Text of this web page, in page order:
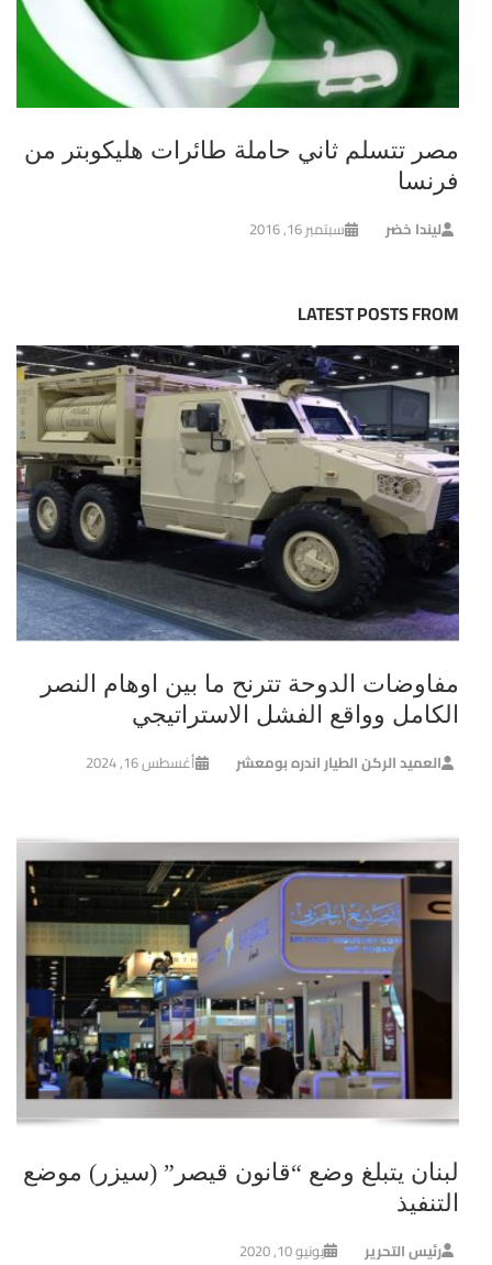
مصر تتسلم ثاني حاملة طائرات هليكوبتر من
فرنسا
ليندا خضر سبتمبر 16, 2016
LATEST POSTS FROM
مفاوضات الدوحة تترنح ما بين اوهام النصر
الكامل وواقع الفشل الاستراتيجي
العميد الركن الطيار اندره بومعشر أغسطس 16, 2024
لبنان يتبلغ وضع “قانون قيصر” (سيزر) موضع
التنفيذ
رئيس التحرير يونيو 10, 2020